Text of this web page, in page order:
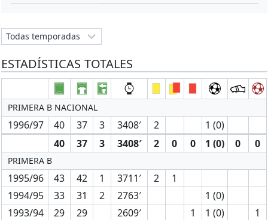
ESTADÍSTICAS TOTALES
PRIMERA B NACIONAL
1996/97 40 37 3 3408′ 2
1 (0)
40
37 3 3408′ 2 0 0 1 (0) 0 0
PRIMERA B
1995/96 43 42 1 3711′ 2
1
1994/95
33 31 2 2763′
1 (0)
1993/94
29 29 2609′ 1 1 (0)
1